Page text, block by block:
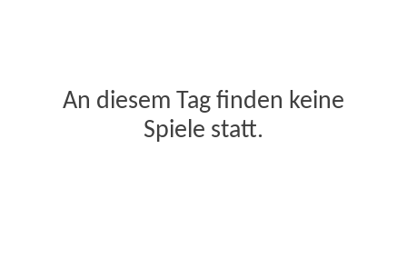
An diesem Tag finden keine
Spiele statt.